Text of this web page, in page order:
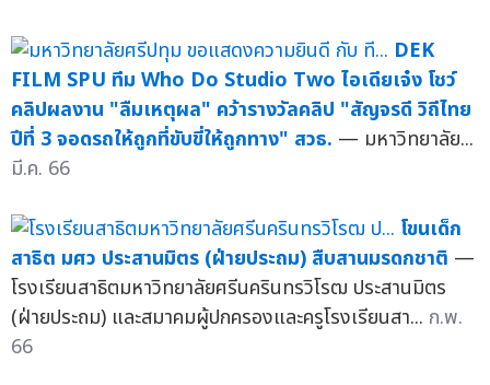
DEK
FILM SPU ทีม Who Do Studio Two ไอเดียเจ๋ง โชว์
คลิปผลงาน "ลืมเหตุผล" คว้ารางวัลคลิป "สัญจรดี วิถีไทย
ปีที่ 3 จอดรถให้ถูกที่ขับขี่ให้ถูกทาง" สวธ. — มหาวิทยาลัย...
มี.ค. 66
โขนเด็ก
สาธิต มศว ประสานมิตร (ฝ่ายประถม) สืบสานมรดกชาติ —
โรงเรียนสาธิตมหาวิทยาลัยศรีนครินทรวิโรฒ ประสานมิตร
(ฝ่ายประถม) และสมาคมผู้ปกครองและครูโรงเรียนสา... ก.พ.
66